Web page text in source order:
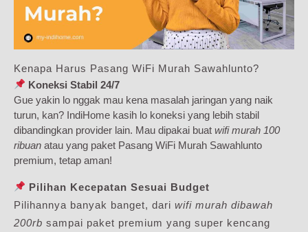
Kenapa Harus Pasang WiFi Murah Sawahlunto?
Koneksi Stabil 24/7
Gue yakin lo nggak mau kena masalah jaringan yang naik
turun, kan? IndiHome kasih lo koneksi yang lebih stabil
dibandingkan provider lain. Mau dipakai buat wifi murah 100
ribuan atau yang paket Pasang WiFi Murah Sawahlunto
premium, tetap aman!
Pilihan Kecepatan Sesuai Budget
Pilihannya banyak banget, dari wifi murah dibawah
200rb sampai paket premium yang super kencang